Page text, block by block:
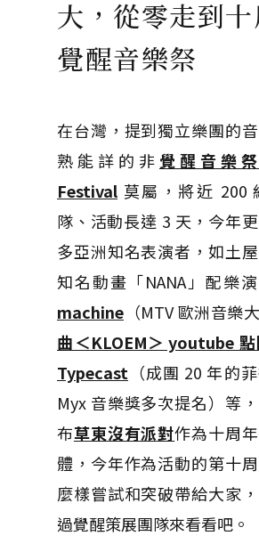
大，從零走到
覺醒音樂祭
在台灣，提到獨立樂團的
熟能詳的非 覺醒音樂
Festival 莫屬，將近 200
隊、活動長達 3 天，今年
多亞洲知名表演者，如土
知名動畫「NANA」配樂
machine （MTV 歐洲音樂
曲＜KLOEM＞ youtube
Typecast （成團 20 年的
Myx 音樂獎多次提名）等
布草東沒有派對作為十周
體，今年作為活動的第十
麼樣嘗試和突破帶給大家
過覺醒策展團隊來看看吧。